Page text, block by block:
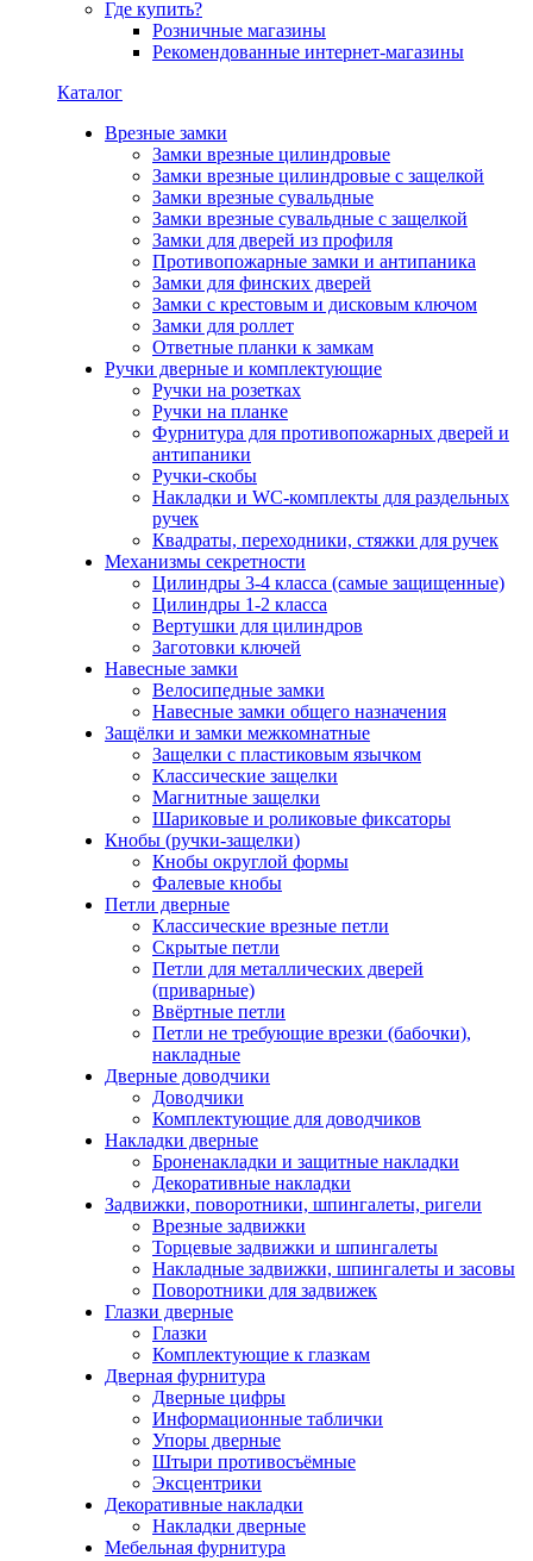
Где купить?
Розничные магазины
Рекомендованные интернет-магазины
Каталог
Врезные замки
Замки врезные цилиндровые
Замки врезные цилиндровые с защелкой
Замки врезные сувальдные
Замки врезные сувальдные с защелкой
Замки для дверей из профиля
Противопожарные замки и антипаника
Замки для финских дверей
Замки с крестовым и дисковым ключом
Замки для роллет
Ответные планки к замкам
Ручки дверные и комплектующие
Ручки на розетках
Ручки на планке
Фурнитура для противопожарных дверей и
антипаники
Ручки-скобы
Накладки и WC-комплекты для раздельных
ручек
Квадраты, переходники, стяжки для ручек
Механизмы секретности
Цилиндры 3-4 класса (самые защищенные)
Цилиндры 1-2 класса
Вертушки для цилиндров
Заготовки ключей
Навесные замки
Велосипедные замки
Навесные замки общего назначения
Защёлки и замки межкомнатные
Защелки с пластиковым язычком
Классические защелки
Магнитные защелки
Шариковые и роликовые фиксаторы
Кнобы (ручки-защелки)
Кнобы округлой формы
Фалевые кнобы
Петли дверные
Классические врезные петли
Скрытые петли
Петли для металлических дверей
(приварные)
Ввёртные петли
Петли не требующие врезки (бабочки),
накладные
Дверные доводчики
Доводчики
Комплектующие для доводчиков
Накладки дверные
Броненакладки и защитные накладки
Декоративные накладки
Задвижки, поворотники, шпингалеты, ригели
Врезные задвижки
Торцевые задвижки и шпингалеты
Накладные задвижки, шпингалеты и засовы
Поворотники для задвижек
Глазки дверные
Глазки
Комплектующие к глазкам
Дверная фурнитура
Дверные цифры
Информационные таблички
Упоры дверные
Штыри противосъёмные
Эксцентрики
Декоративные накладки
Накладки дверные
Мебельная фурнитура